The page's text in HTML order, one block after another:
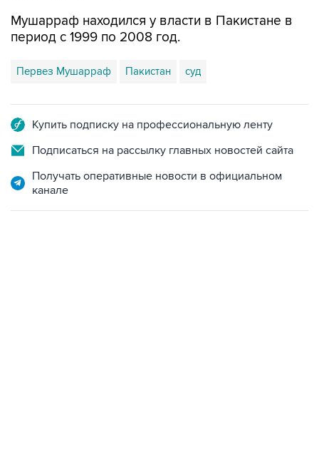
Мушарраф находился у власти в Пакистане в
период с 1999 по 2008 год.
Первез Мушарраф Пакистан суд
Купить подписку на профессиональную ленту
Подписаться на рассылку главных новостей сайта
Получать оперативные новости в официальном
канале